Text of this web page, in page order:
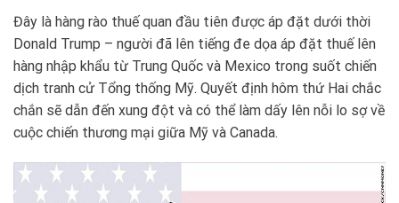
Đây là hàng rào thuế quan đầu tiên được áp đặt dưới thời
Donald Trump – người đã lên tiếng đe dọa áp đặt thuế lên
hàng nhập khẩu từ Trung Quốc và Mexico trong suốt chiến
dịch tranh cử Tổng thống Mỹ. Quyết định hôm thứ Hai chắc
chắn sẽ dẫn đến xung đột và có thể làm dấy lên nỗi lo sợ về
cuộc chiến thương mại giữa Mỹ và Canada.